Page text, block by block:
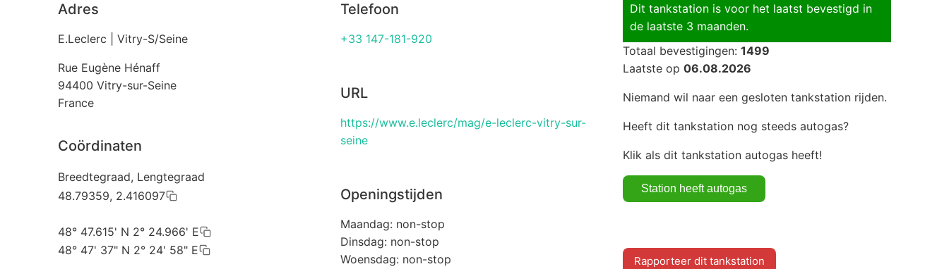
Adres
E.Leclerc | Vitry-S/Seine
Rue Eugène Hénaff
94400 Vitry-sur-Seine
France
Coördinaten
Breedtegraad, Lengtegraad
48.79359, 2.416097
48° 47.615' N 2° 24.966' E
48° 47' 37" N 2° 24' 58" E
Telefoon
+33 147-181-920
URL
https://www.e.leclerc/mag/e-leclerc-vitry-sur-
seine
Openingstijden
Maandag: non-stop
Dinsdag: non-stop
Woensdag: non-stop
Dit tankstation is voor het laatst bevestigd in
de laatste 3 maanden.
Totaal bevestigingen: 1499
Laatste op 06.08.2026
Niemand wil naar een gesloten tankstation rijden.
Heeft dit tankstation nog steeds autogas?
Klik als dit tankstation autogas heeft!
Rapporteer dit tankstation